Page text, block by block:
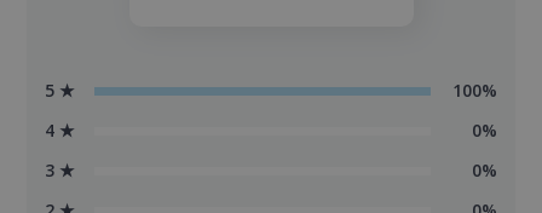
5 ★
100%
4 ★
0%
3 ★
0%